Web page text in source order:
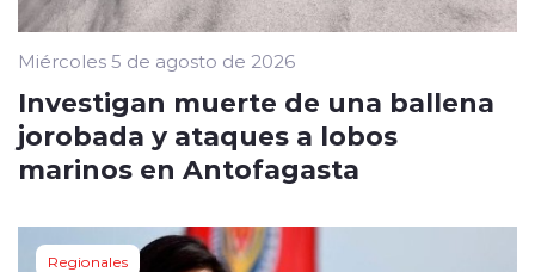
Miércoles 5 de agosto de 2026
Investigan muerte de una ballena
jorobada y ataques a lobos
marinos en Antofagasta
Regionales